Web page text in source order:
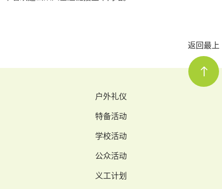
返回最上
户外礼仪
特备活动
学校活动
公众活动
义工计划